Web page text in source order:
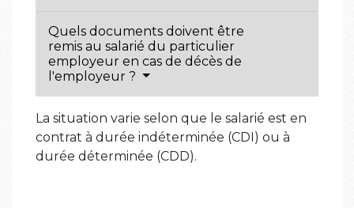
Quels documents doivent être
remis au salarié du particulier
employeur en cas de décès de
l'employeur ?
La situation varie selon que le salarié est en
contrat à durée indéterminée (CDI) ou à
durée déterminée (CDD).